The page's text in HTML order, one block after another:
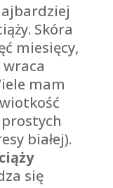
Skóra
miesięcy,
mam
białej).
się